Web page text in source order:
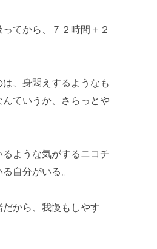
てから、７２時間＋２
、身悶えするようなも
ていうか、さらっとや
ような気がするニコチ
自分がいる。
から、我慢もしやす